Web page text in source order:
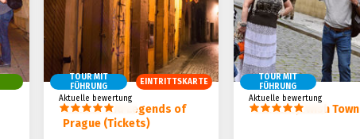
TOUR MIT
FÜHRUNG
EINTRITTSKARTE
Ghosts and Legends of
Prague (Tickets)
Aktuelle bewertung
TOUR MIT
FÜHRUNG
Old and Jewish Town
Aktuelle bewertung